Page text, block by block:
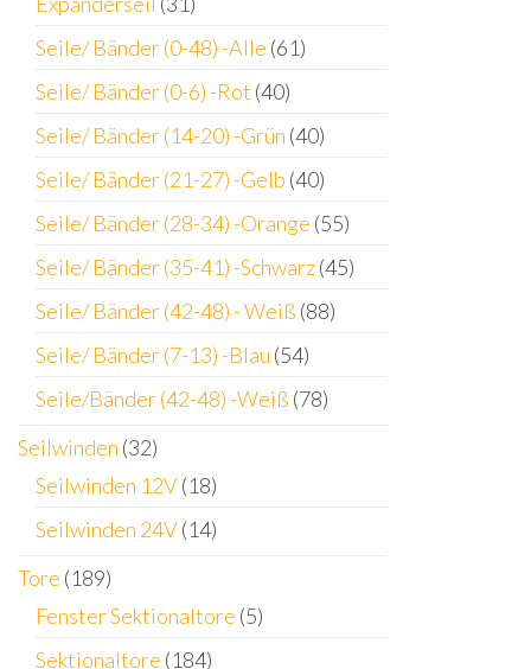
Seile/ Bänder (0-48) -Alle (61)
Seile/ Bänder (0-6) -Rot (40)
Seile/ Bänder (14-20) -Grün (40)
Seile/ Bänder (21-27) -Gelb (40)
Seile/ Bänder (28-34) -Orange (55)
Seile/ Bänder (35-41) -Schwarz(45)
Seile/ Bänder (42-48) - Weiß (88)
Seile/ Bänder (7-13) -Blau (54)
Seile/Bänder (42-48) -Weiß (78)
Seilwinden (32)
Seilwinden 12V(18)
Seilwinden 24V(14)
Tore (189)
Fenster Sektionaltore (5)
Sektionaltore (184)